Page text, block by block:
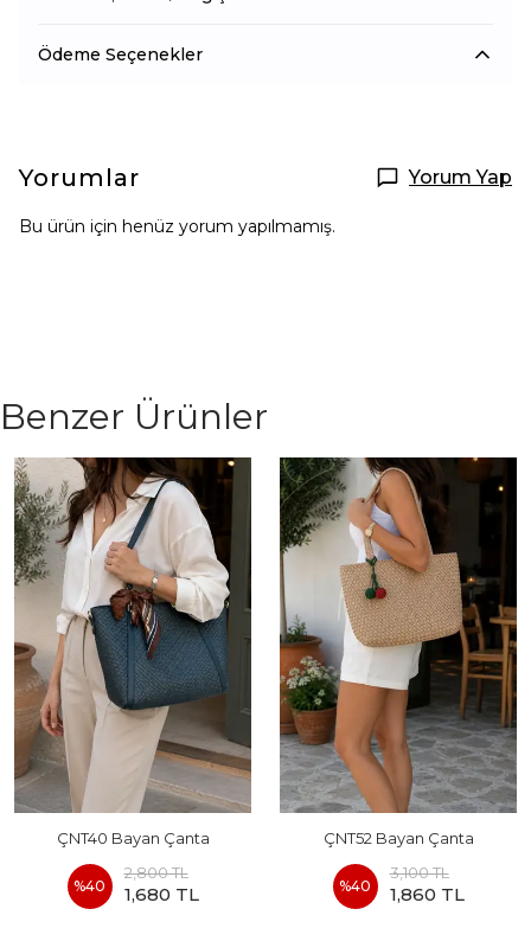
Ödeme Seçenekler
Yorumlar Yorum Yap
Bu ürün için henüz yorum yapılmamış.
Benzer Ürünler
ÇNT40 Bayan Çanta
%40
2,800 TL
1,680 TL
ÇNT52 Bayan Çanta
%40
3,100 TL
1,860 TL